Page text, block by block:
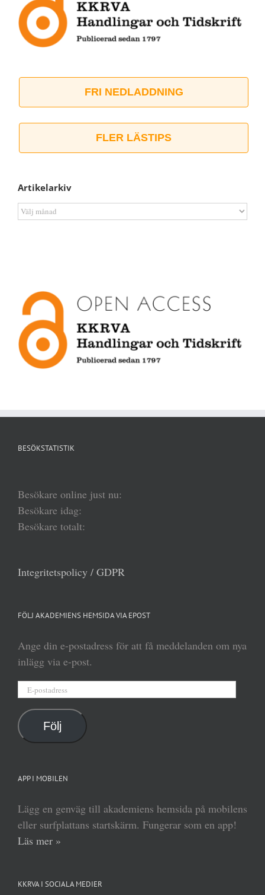
FRI NEDLADDNING
FLER LÄSTIPS
Artikelarkiv
Artikelarkiv
BESÖKSTATISTIK
Besökare online just nu:
Besökare idag:
Besökare totalt:
Integritetspolicy / GDPR
FÖLJ AKADEMIENS HEMSIDA VIA EPOST
Ange din e-postadress för att få meddelanden om nya
inlägg via e-post.
Följ
APP I MOBILEN
Lägg en genväg till akademiens hemsida på mobilens
eller surfplattans startskärm. Fungerar som en app!
Läs mer »
KKRVA I SOCIALA MEDIER